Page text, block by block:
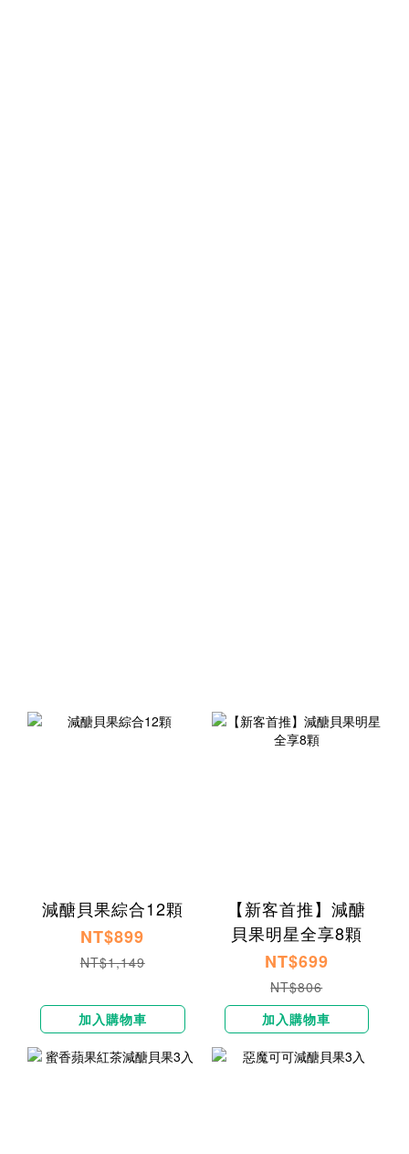
減醣貝果綜合12顆
NT$899
NT$1,149
加入購物車
【新客首推】減醣
貝果明星全享8顆
NT$699
NT$806
加入購物車